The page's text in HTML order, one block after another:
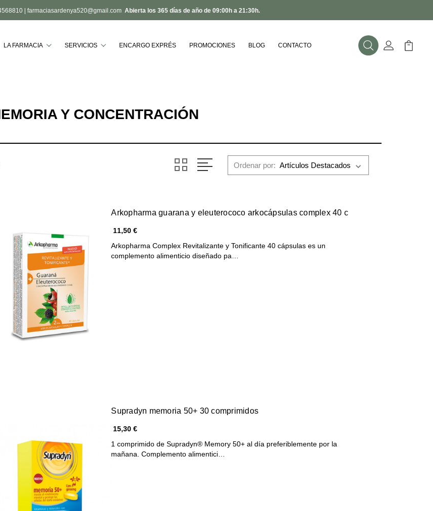
| farmaciasardenya520@gmail.com Abierta los 365 días de año de 09:00h a 21:30h.
LA FARMACIA SERVICIOS ENCARGO EXPRÉS PROMOCIONES BLOG CONTACTO BuscarMi Cuenta
Mi
Y CONCENTRACIÓN
Ordenar por:
Arkopharma guarana y eleuterococo arkocápsulas complex 40 c
11,50 €
Arkopharma Complex Revitalizante y Tonificante 40 cápsulas es un
complemento alimenticio diseñado pa…
Supradyn memoria 50+ 30 comprimidos
15,30 €
1 comprimido de Supradyn® Memory 50+ al día preferiblemente por la
mañana. Complemento alimentici…